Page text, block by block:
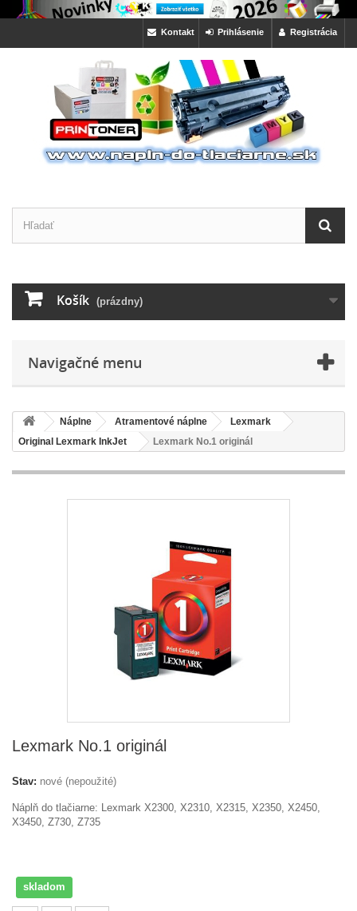
Registrácia
Prihlásenie
Kontakt
Košík (prázdny)
Navigačné menu
Náplne Atramentové náplne
Lexmark
Original Lexmark InkJet
Lexmark No.1 originál
Lexmark No.1 originál
Stav: nové (nepoužité)
Náplň do tlačiarne: Lexmark X2300, X2310, X2315, X2350, X2450,
X3450, Z730, Z735
skladom